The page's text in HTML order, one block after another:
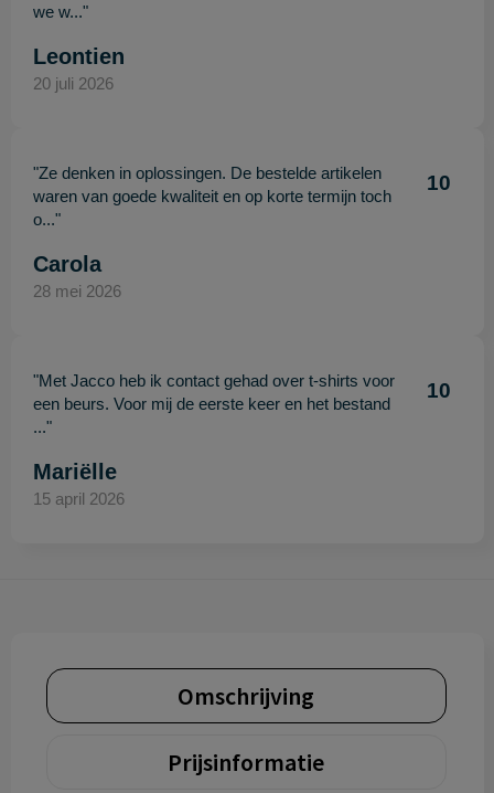
we w..."
Leontien
20 juli 2026
"Ze denken in oplossingen. De bestelde artikelen
waren van goede kwaliteit en op korte termijn toch
o..."
10
Carola
28 mei 2026
"Met Jacco heb ik contact gehad over t-shirts voor
een beurs. Voor mij de eerste keer en het bestand
..."
10
Mariëlle
15 april 2026
Omschrijving
Prijsinformatie